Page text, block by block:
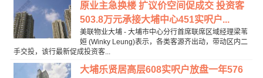
原业主急换楼 扩议价空间促成交 投资客
503.8万元承接大埔中心451实呎户...
美联物业大埔 - 大埔市中心分行首席联席区域经理梁苇
姮 (Winky Leung)表示，各类客源齐出动，带动区内二
手交投，该行最新促成投资客...
大埔乐贤居高层608实呎户放盘一年576